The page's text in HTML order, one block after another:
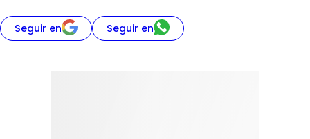
Seguir en Seguir en